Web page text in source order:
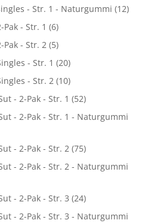
- Str. 1 - Naturgummi (12)
- Str. 1 (6)
Pak - Str. 2 (5)
- Str. 1 (20)
- Str. 2 (10)
- 2-Pak - Str. 1 (52)
- 2-Pak - Str. 1 - Naturgummi
- 2-Pak - Str. 2 (75)
- 2-Pak - Str. 2 - Naturgummi
- 2-Pak - Str. 3 (24)
- 2-Pak - Str. 3 - Naturgummi